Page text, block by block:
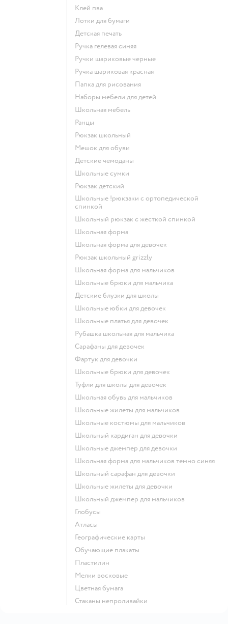
Клей пва
Лотки для бумаги
Детская печать
Ручка гелевая синяя
Ручки шариковые черные
Ручка шариковая красная
Папка для рисования
Наборы мебели для детей
Школьная мебель
Ранцы
Рюкзак школьный
Мешок для обуви
Детские чемоданы
Школьные сумки
Рюкзак детский
Школьные !рюкзаки с ортопедической
спинкой
Школьный рюкзак с жесткой спинкой
Школьная форма
Школьная форма для девочек
Рюкзак школьный grizzly
Школьная форма для мальчиков
Школьные брюки для мальчика
Детские блузки для школы
Школьные юбки для девочек
Школьные платья для девочек
Рубашка школьная для мальчика
Сарафаны для девочек
Фартук для девочки
Школьные брюки для девочек
Туфли для школы для девочек
Школьная обувь для мальчиков
Школьные жилеты для мальчиков
Школьные костюмы для мальчиков
Школьный кардиган для девочки
Школьные джемпер для девочки
Школьная форма для мальчиков темно синяя
Школьный сарафан для девочки
Школьные жилеты для девочки
Школьный джемпер для мальчиков
Глобусы
Атласы
Географические карты
Обучающие плакаты
Пластилин
Мелки восковые
Цветная бумага
Стаканы непроливайки